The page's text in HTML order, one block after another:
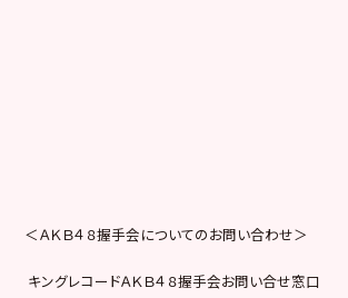
＜ＡＫＢ４８握手会についてのお問い合わせ＞
キングレコードＡＫＢ４８握手会お問い合せ窓口